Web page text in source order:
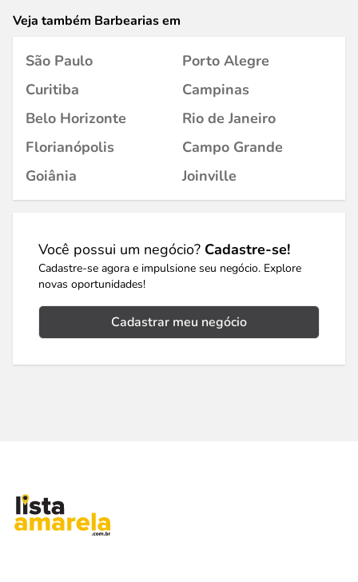
Veja também Barbearias em
São Paulo
Porto Alegre
Curitiba
Campinas
Belo Horizonte
Rio de Janeiro
Florianópolis
Campo Grande
Goiânia
Joinville
Você possui um negócio? Cadastre-se!
Cadastre-se agora e impulsione seu negócio. Explore
novas oportunidades!
Cadastrar meu negócio